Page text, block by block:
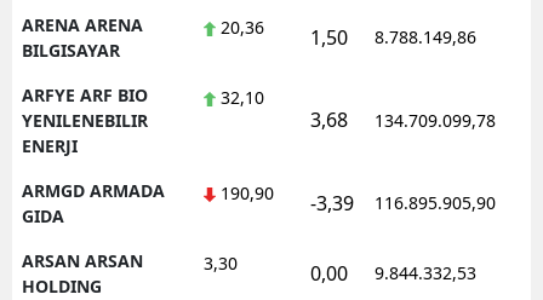
ARENA ARENA
BILGISAYAR
20,36 1,50 8.788.149,86
ARFYE ARF BIO
YENILENEBILIR
ENERJI
32,10
3,68 134.709.099,78
ARMGD ARMADA
GIDA
190,90 -3,39 116.895.905,90
ARSAN ARSAN
HOLDING
3,30 0,00 9.844.332,53